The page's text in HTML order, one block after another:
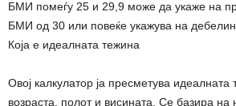
БМИ помеѓу 25 и 29,9 може да укаже на
БМИ од 30 или повеќе укажува на
Која е идеалната тежина
Овој калкулатор ја пресметува
возраста, полот и висината. Се базира на